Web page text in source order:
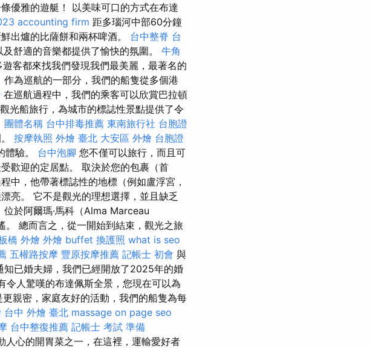
優雅的遊艇！ 以美味可口的方式在布達
accounting firm 距多瑙河中部60分鐘
出爐的比薩餅和兩杯啤酒。 台中整脊 台
舒適的音樂都提供了愉快的氛圍。 牛角
客都來找我們發現我們最美麗，最著名的
為巡航的一部分，我們的船隻從多個港
在巡航過程中，我們的乘客可以欣賞巴拉頓
光船旅行，為城市的標誌性景點提供了令
團體名稱 台中排毒推薦 東南旅行社 台胞證
按摩執照 外燴 臺北 大安區 外燴 台胞證
體驗。 台中泡腳 您不僅可以旅行，而且可
歡迎的定居點。 取決於您的包裹（首
中，他帶著標誌性的地標（例如盧浮宮，
亮。 它不是觀光的理想選擇，並且缺乏
於阿爾瑪·馬科（Alma Marceau
總而言之，從一開始到結束，觀光之旅
橋 外燴 外燴 buffet 換護照 what is seo
五權路按摩 豐原按摩推薦 記帳士 初會 與
已婚夫婦，我們已經開放了2025年的婚
人驚嘆的布達佩斯全景，您現在可以為
親密，家庭友好的活動，我們的船隻為每
台中 外燴 臺北 massage on page seo
台中整復推薦 記帳士 考試 準備
心的開胃菜之一，在這裡，運輸愛好者